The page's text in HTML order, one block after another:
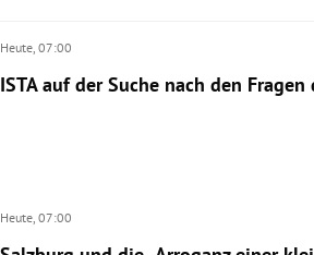
Heute, 07:00
ISTA auf der Suche nach den
Heute, 07:00